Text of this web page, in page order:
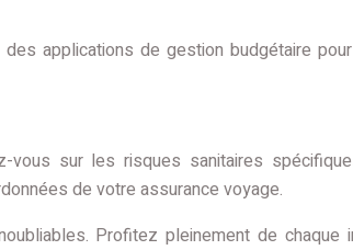
applications de gestion budgétaire
sur les risques sanitaires
de votre assurance voyage.
Profitez pleinement de